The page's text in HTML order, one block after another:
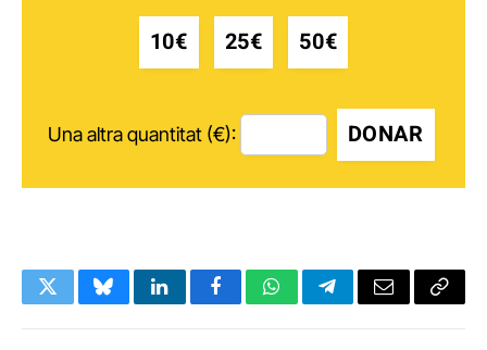
10€ 25€ 50€
Una altra quantitat (€): DONAR
TwitterBlueskyLinkedInFacebookWhatsAppTelegramEmail Copy